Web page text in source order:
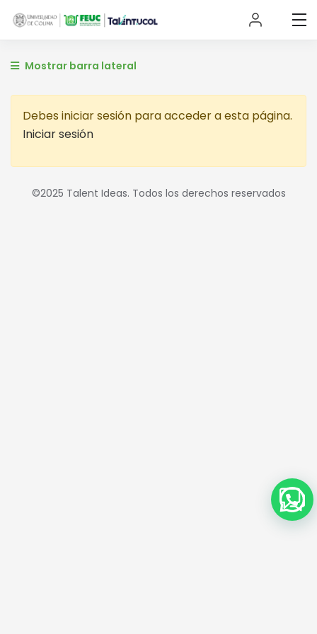
Mostrar barra lateral
Debes iniciar sesión para acceder a esta página.
Iniciar sesión
©2025 Talent Ideas. Todos los derechos reservados